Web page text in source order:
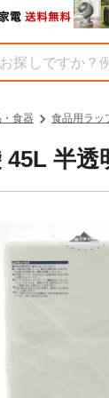
食器 食品用ラッ
45L 半透